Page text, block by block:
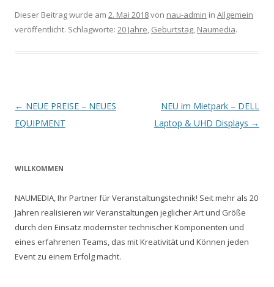
Dieser Beitrag wurde am 2. Mai 2018von nau-admin in Allgemein
veröffentlicht. Schlagworte: 20 Jahre, Geburtstag, Naumedia.
B
e
r
g
s
-
N
← NEUE PREISE – NEUES
EQUIPMENT
NEU im Mietpark – DELL
Laptop & UHD Displays →
WILLKOMMEN
NAUMEDIA, Ihr Partner für Veranstaltungstechnik! Seit mehr als 20
Jahren realisieren wir Veranstaltungen jeglicher Art und Größe
durch den Einsatz modernster technischer Komponenten und
eines erfahrenen Teams, das mit Kreativität und Können jeden
Event zu einem Erfolg macht.